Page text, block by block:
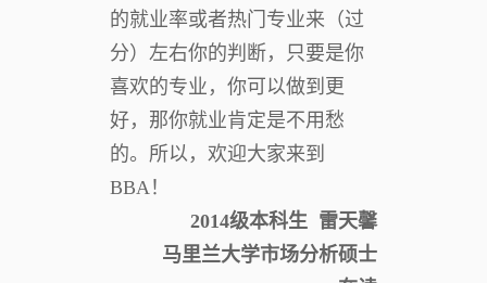
的就业率或者热门专业来（过
分）左右你的判断，只要是你
喜欢的专业，你可以做到更
好，那你就业肯定是不用愁
的。所以，欢迎大家来到
BBA！
2014级本科生 雷天馨
马里兰大学市场分析硕士